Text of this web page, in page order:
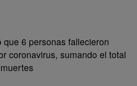
que 6 personas fallecieron
coronavirus, sumando el total